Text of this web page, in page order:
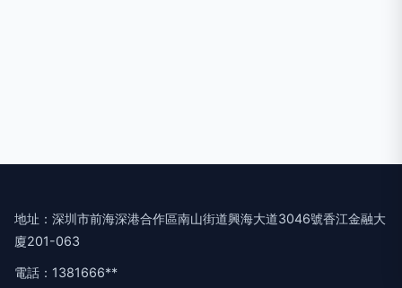
地址：深圳市前海深港合作區南山街道興海大道3046號香江金融大
廈201-063
電話：1381666**